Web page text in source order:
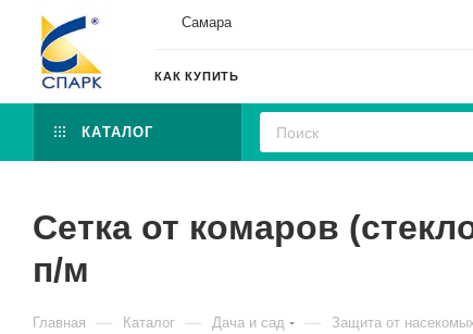
Самара
КАК КУПИТЬ
КАТАЛОГ
Сетка от комаров
п/м
Главная — Каталог — Дача и сад — Защита от